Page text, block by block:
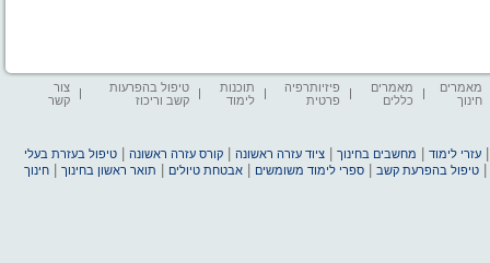
מאמרים
חינוך
מאמרים
כללים
פיזיותרפיה
פרטית
תוכנות
לימוד
טיפול בהפרעות
קשב וריכוז
צור
קשר
עזרי לימוד מחשבים בחינוך |ציוד עזרה ראשונה |קורס עזרה ראשונה |טיפול בעזרת בעלי
|טיפול בהפרעת קשב |ספרי לימוד משומשים |אבטחת טיולים תואר ראשון בחינוך |חינוך